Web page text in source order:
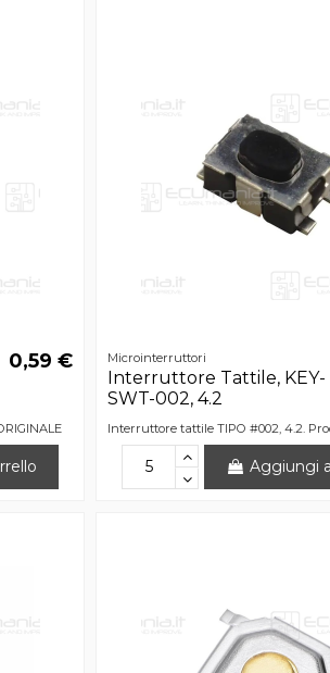
0,59 € Microinterruttori
Interruttore Tattile, KEY-
SWT-002, 4.2
Interruttore tattile TIPO #002, 4.2.
Aggiungi